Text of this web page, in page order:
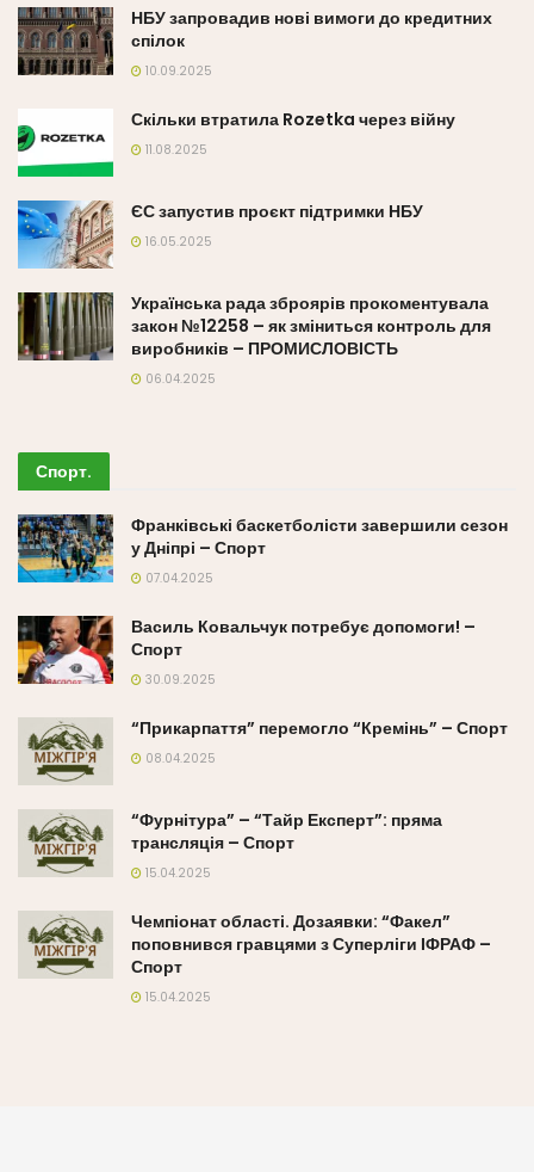
НБУ запровадив нові вимоги до кредитних
спілок
10.09.2025
Скільки втратила Rozetka через війну
11.08.2025
ЄС запустив проєкт підтримки НБУ
16.05.2025
Українська рада зброярів прокоментувала
закон №12258 – як зміниться контроль для
виробників – ПРОМИСЛОВІСТЬ
06.04.2025
Спорт.
Франківські баскетболісти завершили сезон
у Дніпрі – Спорт
07.04.2025
Василь Ковальчук потребує допомоги! –
Спорт
30.09.2025
“Прикарпаття” перемогло “Кремінь” – Спорт
08.04.2025
“Фурнітура” – “Тайр Експерт”: пряма
трансляція – Спорт
15.04.2025
Чемпіонат області. Дозаявки: “Факел”
поповнився гравцями з Суперліги ІФРАФ –
Спорт
15.04.2025